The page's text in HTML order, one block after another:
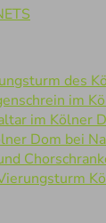
des
im
im Kölner
Dom bei